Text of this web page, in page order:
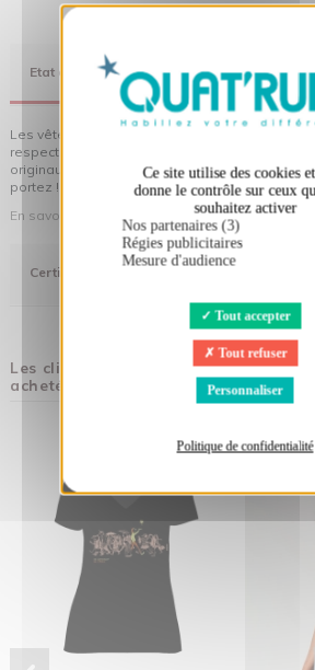
Ce site utilise des cookies
donne le contrôle sur ceux
souhaitez activer
Nos partenaires (3)
Régies publicitaires
Mesure d'audience
Tout accepter
Tout refuser
Personnaliser
Politique de confidentialité
Etat d'Esprit
Les vêtements Quat'rues sont en coton
respect de l'homme et de son
originaux qui donnent encore plus de sens
portez !
En savoir plus sur notre démarche
Certifications
Les clients qui ont acheté ce produit
acheté :